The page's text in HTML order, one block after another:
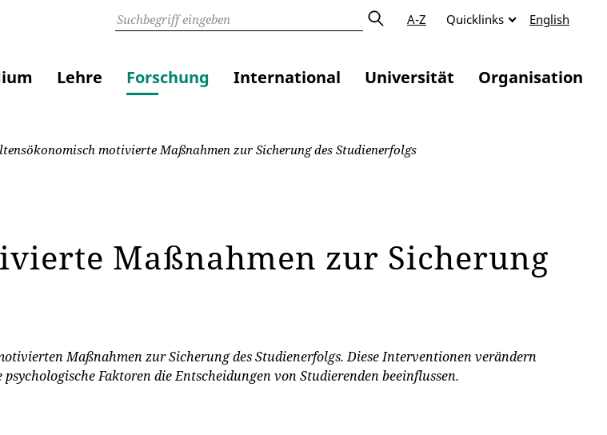
A-Z Quicklinks English
Lehre Forschung International Universität Organisation
motivierte Maßnahmen zur Sicherung des Studienerfolgs
Maßnahmen zur Sicherung
Maßnahmen zur Sicherung des Studienerfolgs. Diese Interventionen verändern
Faktoren die Entscheidungen von Studierenden beeinflussen.